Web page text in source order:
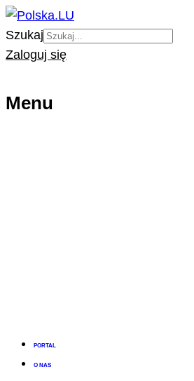
Szukaj
Zaloguj się
Menu
PORTAL
O NAS